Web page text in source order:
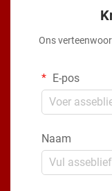
Ons
E-pos
Naam